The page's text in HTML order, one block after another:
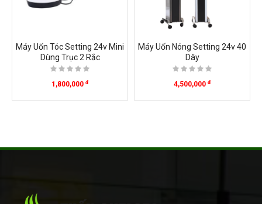
Máy Uốn Tóc Setting 24v Mini
Dùng Trục 2 Rắc
1,800,000 đ
Máy Uốn Nóng Setting 24v 40
Dây
4,500,000 đ